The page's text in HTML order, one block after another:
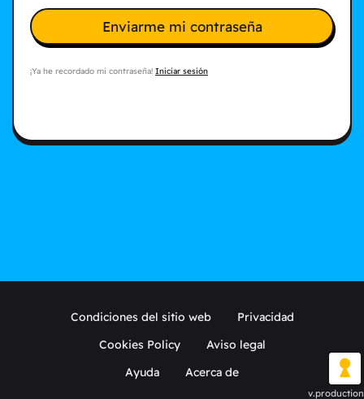
Enviarme mi contraseña
¡Ya he recordado mi contraseña! Iniciar sesión
Condiciones del sitio web
Privacidad
Cookies Policy
Aviso legal
Ayuda
Acerca de
v.production